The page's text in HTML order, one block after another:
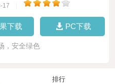
17
下载 PC下载
，安全绿色
排行